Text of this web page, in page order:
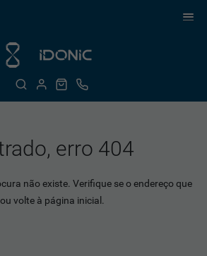
erro 404
não existe. Verifique se o endereço que
volte à página inicial.